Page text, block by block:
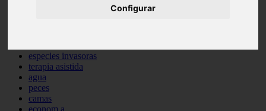
Configurar
especies invasoras
terapia asistida
agua
peces
camas
econom a